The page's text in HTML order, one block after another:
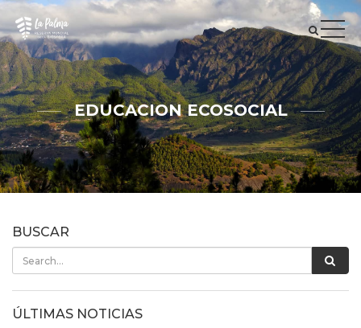
EDUCACION ECOSOCIAL
BUSCAR
ÚLTIMAS NOTICIAS